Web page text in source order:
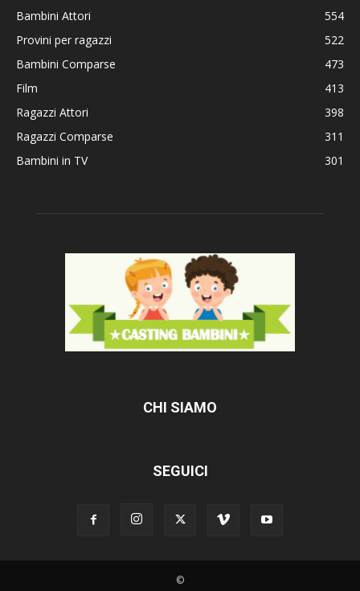
Bambini Attori
554
Provini per ragazzi
522
Bambini Comparse
473
Film
413
Ragazzi Attori
398
Ragazzi Comparse
311
Bambini in TV
301
CHI SIAMO
SEGUICI
©